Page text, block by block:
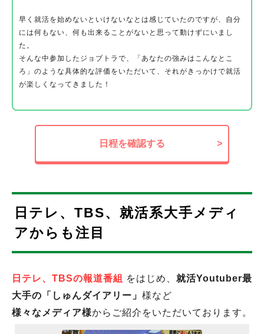
早く就活を始めないといけないなとは感じていたのですが、自分
には何もない、何も出来ることがないと思って動けずにいまし
た。
そんな中参加したジョブトラで、「あなたの強みはこんなとこ
ろ」のような具体的な評価をいただいて、それがきっかけで就活
が楽しくなってきました！
日程を確認する >
日テレ、TBS、就活系大手メディ
アからも注目
日テレ、TBSの報道番組 をはじめ、 就活Youtuber最
大手の「しゅんダイアリー」 様など
様々なメディア様からご紹介をいただいております。